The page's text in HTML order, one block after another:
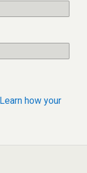
Learn how your